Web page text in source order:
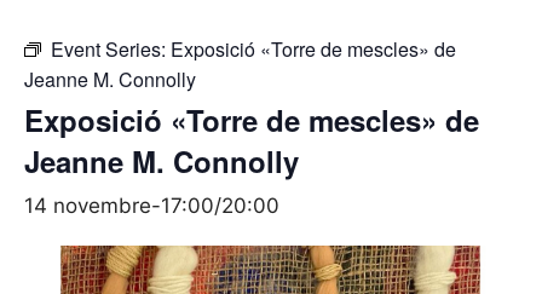
Event Series: Exposició «Torre de mescles» de
Jeanne M. Connolly
Exposició «Torre de mescles» de
Jeanne M. Connolly
14 novembre-17:00/20:00